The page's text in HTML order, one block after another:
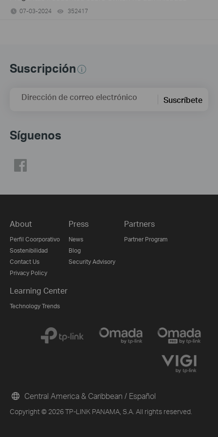
07-03-2024 352417
Suscripción
Dirección de correo electrónico Suscríbete
Síguenos
About
Perfil Coorporativo
Sostenibilidad
Contact Us
Privacy Policy
Press
News
Blog
Security Advisory
Partners
Partner Program
Learning Center
Technology Trends
Copyright © 2026 TP-LINK PANAMA, S.A. All rights reserved.
Central America & Caribbean / Español